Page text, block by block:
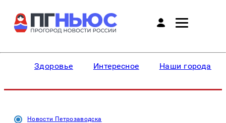
Здоровье Интересное Наши города
Новости Петрозаводска